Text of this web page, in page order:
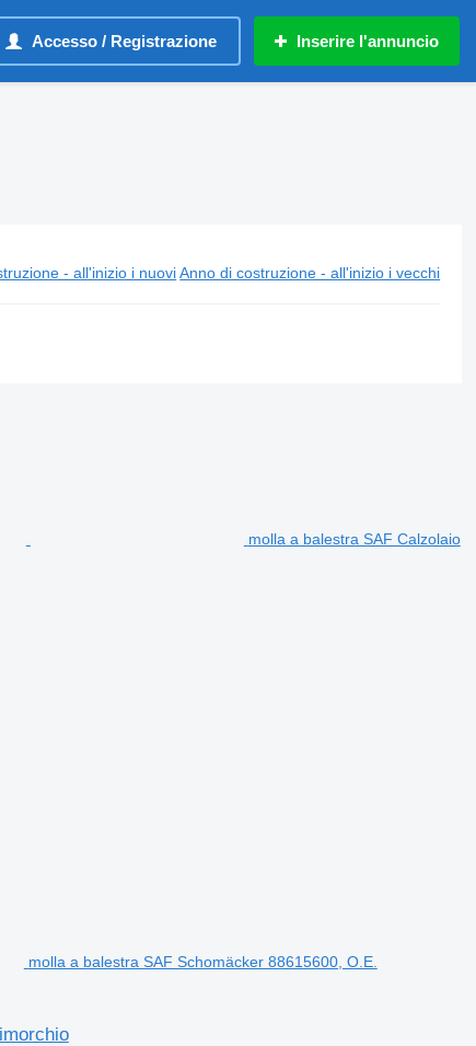
Accesso / Registrazione Inserire l'annuncio
- all'inizio i nuovi Anno di costruzione - all'inizio i vecchi
molla a balestra SAF Calzolaio
molla a balestra SAF Schomäcker 88615600, O.E.